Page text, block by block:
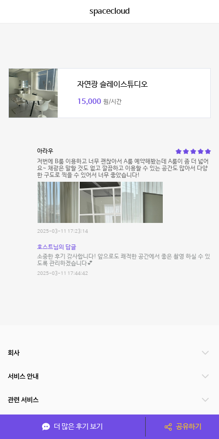
spacecloud
자연광 슬레이스튜디오
15,000 원/시간
아라우
저번에 B룸 이용하고 너무 괜찮아서 A룸 예약해봤는데 A룸이 좀 더 넓어
요~ 채광은 말할 것도 없고 깔끔하고 이용할 수 있는 공간도 많아서 다양
한 구도로 찍을 수 있어서 너무 좋았습니다!
2025-03-11 17:23:14
호스트님의 답글
소중한 후기 감사합니다! 앞으로도 쾌적한 공간에서 좋은 촬영 하실 수 있
도록 관리하겠습니다💕
2025-03-11 17:44:42
더 많은 후기 보기 공유하기
회사
서비스 안내
관련 서비스